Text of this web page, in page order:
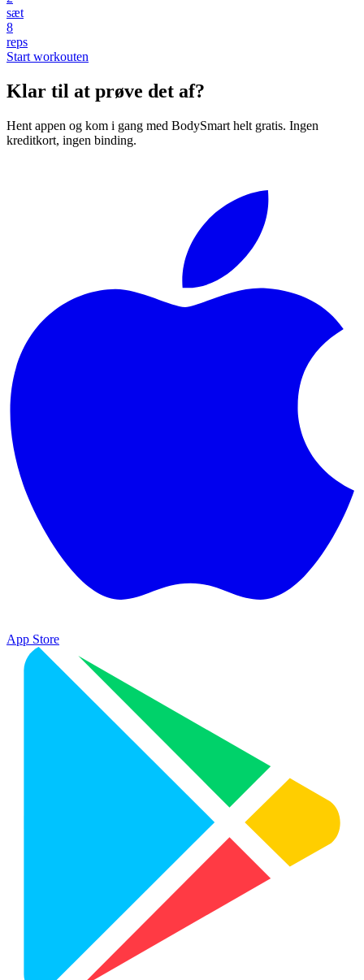
sæt
8
reps
Start workouten
Klar til at prøve det af?
Hent appen og kom i gang med BodySmart helt gratis. Ingen
kreditkort, ingen binding.
App Store